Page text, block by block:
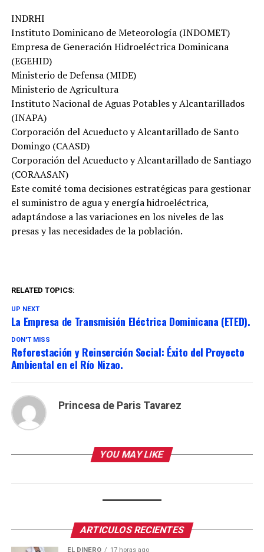
INDRHI
Instituto Dominicano de Meteorología (INDOMET)
Empresa de Generación Hidroeléctrica Dominicana
(EGEHID)
Ministerio de Defensa (MIDE)
Ministerio de Agricultura
Instituto Nacional de Aguas Potables y Alcantarillados
(INAPA)
Corporación del Acueducto y Alcantarillado de Santo
Domingo (CAASD)
Corporación del Acueducto y Alcantarillado de Santiago
(CORAASAN)
Este comité toma decisiones estratégicas para gestionar
el suministro de agua y energía hidroeléctrica,
adaptándose a las variaciones en los niveles de las
presas y las necesidades de la población.
RELATED TOPICS:
UP NEXT
La Empresa de Transmisión Eléctrica Dominicana (ETED).
DON'T MISS
Reforestación y Reinserción Social: Éxito del Proyecto
Ambiental en el Río Nizao.
Princesa de Paris Tavarez
YOU MAY LIKE
ARTICULOS RECIENTES
EL DINERO 17 horas ago